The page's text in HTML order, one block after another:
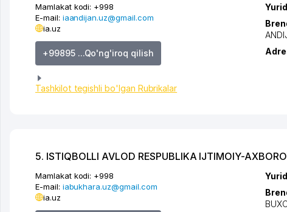
Mamlakat kodi: +998
E-mail: iaandijan.uz@gmail.com
ia.uz
+99895 ...Qo'ng'iroq qilish
Tashkilot tegishli bo'lgan Rubrikalar
5. ISTIQBOLLI AVLOD RESPUBLIKA IJTIMOIY-
Mamlakat kodi: +998
E-mail: iabukhara.uz@gmail.com
ia.uz